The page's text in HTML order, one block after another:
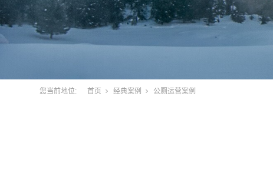
您当前地位: 首页 经典案例 公厕运营案例